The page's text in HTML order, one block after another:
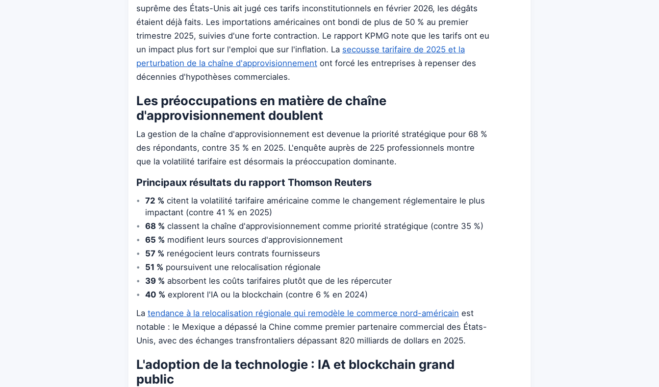
suprême des États-Unis ait jugé ces tarifs inconstitutionnels en février 2026, les dégâts
étaient déjà faits. Les importations américaines ont bondi de plus de 50 % au premier
trimestre 2025, suivies d'une forte contraction. Le rapport KPMG note que les tarifs ont eu
un impact plus fort sur l'emploi que sur l'inflation. La secousse tarifaire de 2025 et la
perturbation de la chaîne d'approvisionnement ont forcé les entreprises à repenser des
décennies d'hypothèses commerciales.
Les préoccupations en matière de chaîne
d'approvisionnement doublent
La gestion de la chaîne d'approvisionnement est devenue la priorité stratégique pour 68 %
des répondants, contre 35 % en 2025. L'enquête auprès de 225 professionnels montre
que la volatilité tarifaire est désormais la préoccupation dominante.
Principaux résultats du rapport Thomson Reuters
72 % citent la volatilité tarifaire américaine comme le changement réglementaire le plus
impactant (contre 41 % en 2025)
68 % classent la chaîne d'approvisionnement comme priorité stratégique (contre 35 %)
65 % modifient leurs sources d'approvisionnement
57 % renégocient leurs contrats fournisseurs
51 % poursuivent une relocalisation régionale
39 % absorbent les coûts tarifaires plutôt que de les répercuter
40 % explorent l'IA ou la blockchain (contre 6 % en 2024)
La tendance à la relocalisation régionale qui remodèle le commerce nord-américain est
notable : le Mexique a dépassé la Chine comme premier partenaire commercial des États-
Unis, avec des échanges transfrontaliers dépassant 820 milliards de dollars en 2025.
L'adoption de la technologie : IA et blockchain grand
public